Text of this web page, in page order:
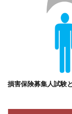
損害保険募集人試験